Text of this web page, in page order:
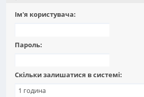
Ім'я користувача:
Пароль:
Скільки залишатися в системі: